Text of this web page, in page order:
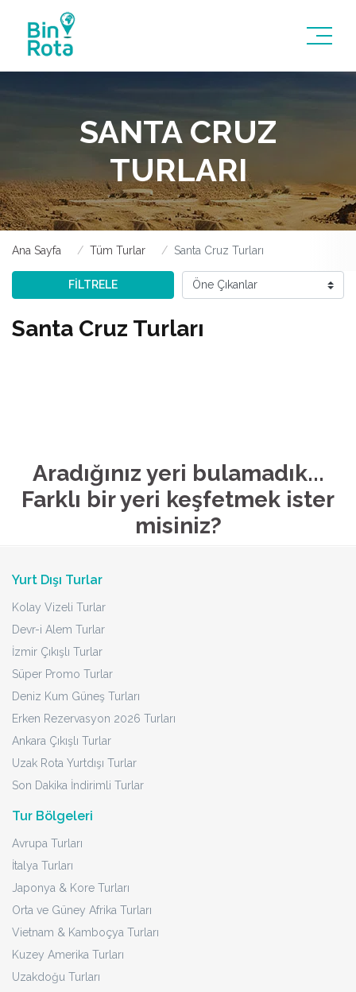
SANTA CRUZ
TURLARI
Ana Sayfa Tüm Turlar Santa Cruz Turları
FİLTRELE
Santa Cruz Turları
Aradığınız yeri bulamadık...
Farklı bir yeri keşfetmek ister
misiniz?
Yurt Dışı Turlar
Kolay Vizeli Turlar
Devr-i Alem Turlar
İzmir Çıkışlı Turlar
Süper Promo Turlar
Deniz Kum Güneş Turları
Erken Rezervasyon 2026 Turları
Ankara Çıkışlı Turlar
Uzak Rota Yurtdışı Turlar
Son Dakika İndirimli Turlar
Tur Bölgeleri
Avrupa Turları
İtalya Turları
Japonya & Kore Turları
Orta ve Güney Afrika Turları
Vietnam & Kamboçya Turları
Kuzey Amerika Turları
Uzakdoğu Turları